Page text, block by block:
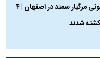
واژگونی مرگبار سمند در اصفهان | ۴
شدند